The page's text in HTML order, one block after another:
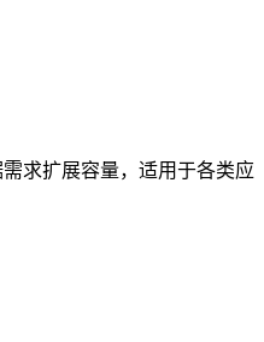
求扩展容量，适用于各类应